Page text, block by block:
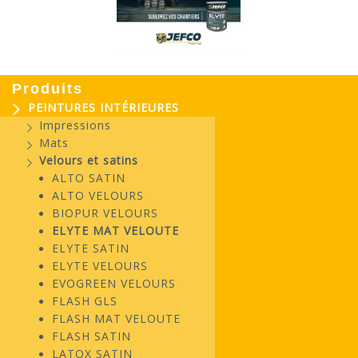
Produits
PEINTURES INTÉRIEURES
Impressions
Mats
Velours et satins
ALTO SATIN
ALTO VELOURS
BIOPUR VELOURS
ELYTE MAT VELOUTE
ELYTE SATIN
ELYTE VELOURS
EVOGREEN VELOURS
FLASH GLS
FLASH MAT VELOUTE
FLASH SATIN
LATOX SATIN